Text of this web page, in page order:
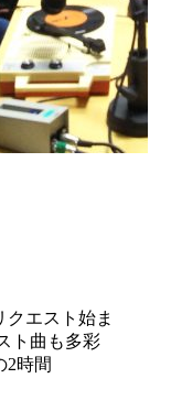
エスト始ま
ト曲も多彩
2時間